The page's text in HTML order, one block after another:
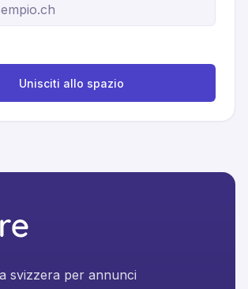
Unisciti allo spazio
svizzera per annunci